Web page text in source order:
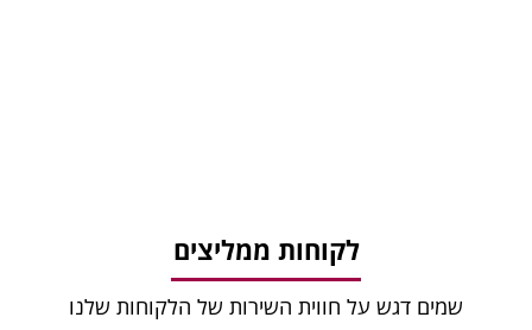
לקוחות ממליצים
שמים דגש על חווית השירות של הלקוחות שלנו